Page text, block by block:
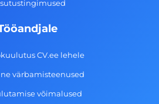
CV.ee lehele
värbamisteenused
võimalused